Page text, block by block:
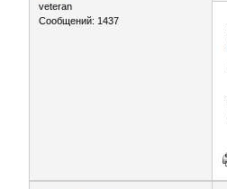
veteran
Сообщений: 1437